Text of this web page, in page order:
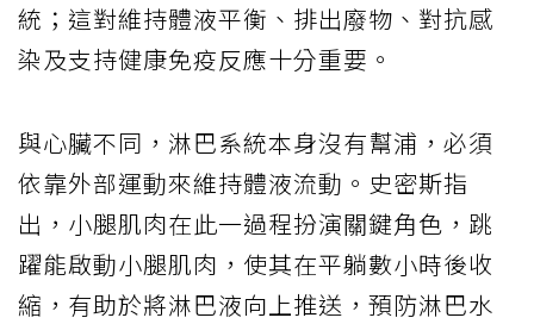
統；這對維持體液平衡、排出廢物、對抗感
染及支持健康免疫反應十分重要。
與心臟不同，淋巴系統本身沒有幫浦，必須
依靠外部運動來維持體液流動。史密斯指
出，小腿肌肉在此一過程扮演關鍵角色，跳
躍能啟動小腿肌肉，使其在平躺數小時後收
縮，有助於將淋巴液向上推送，預防淋巴水